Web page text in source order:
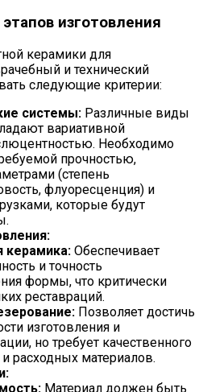
изготовления
керамики для
и технический
следующие критерии:
системы: Различные виды
вариативной
Необходимо
прочностью,
(степень
флуоресценция) и
которые будут
керамика: Обеспечивает
и точность
формы, что критически
реставраций.
Позволяет достичь
изготовления и
но требует качественного
расходных материалов.
Материал должен быть